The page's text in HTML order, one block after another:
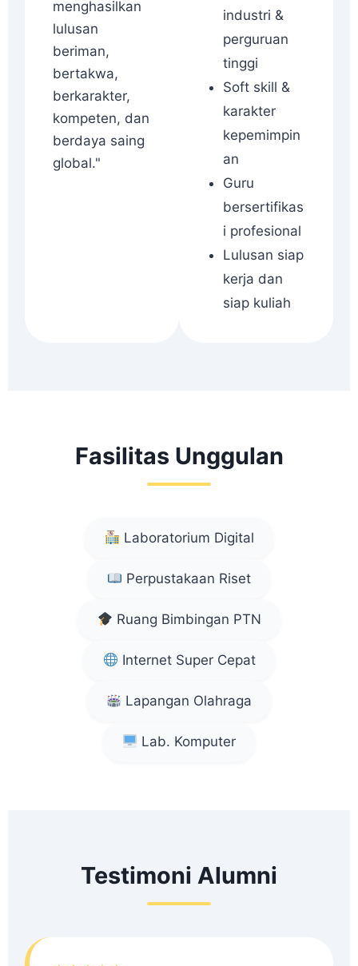
menghasilkan
lulusan
beriman,
bertakwa,
berkarakter,
kompeten, dan
berdaya saing
global."
industri &
perguruan
tinggi
Soft skill &
karakter
kepemimpin
an
Guru
bersertifikas
i profesional
Lulusan siap
kerja dan
siap kuliah
Fasilitas Unggulan
Laboratorium Digital
Perpustakaan Riset
Ruang Bimbingan PTN
Internet Super Cepat
Lapangan Olahraga
Lab. Komputer
Testimoni Alumni